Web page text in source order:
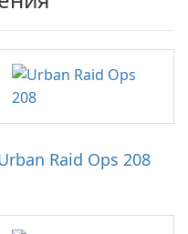
Raid Ops 208